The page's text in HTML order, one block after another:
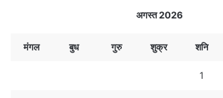
अगस्त 2026
मंगल बुध गुरु शुक्र शनि
1